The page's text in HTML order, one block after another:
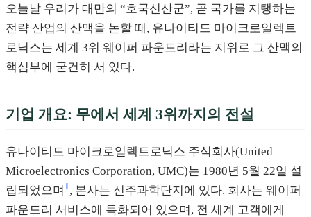
오늘날 우리가 대만의 “호국신산군”, 곧 국가를 지탱하는
전략 산업의 산맥을 논할 때, 유나이티드 마이크로일렉트
로닉스는 세계 3위 웨이퍼 파운드리라는 지위로 그 산맥의
핵심부에 굳건히 서 있다.
기업 개요: 무에서 세계 3위까지의 전설
유나이티드 마이크로일렉트로닉스 주식회사(United
Microelectronics Corporation, UMC)는 1980년 5월 22일 설
립되었으며 1, 본사는 신주과학단지에 있다. 회사는 웨이퍼
파운드리 서비스에 특화되어 있으며, 전 세계 고객에게